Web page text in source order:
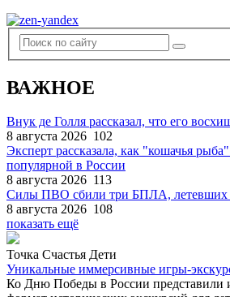
ВАЖНОЕ
Внук де Голля рассказал, что его
8 августа 2026 102
Эксперт рассказала, как "кошачья
популярной в России
8 августа 2026 113
Силы ПВО сбили три БПЛА, летевших
8 августа 2026 108
показать ещё
Точка Счастья Дети
Уникальные иммерсивные игры-
Ко Дню Победы в России представили